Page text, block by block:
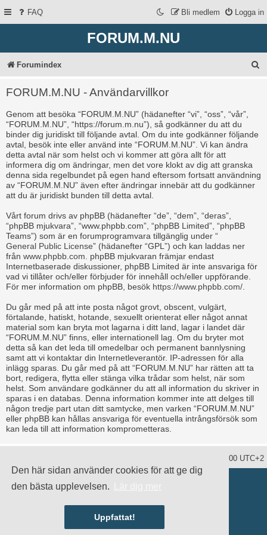
Den här sidan använder cookies för att ge dig
den bästa upplevelsen.
Uppfattat!
FAQ Logga in
Bli medlem
FORUM.M.NU
Forumindex
FORUM.M.NU - Användarvillkor
Genom att besöka “FORUM.M.NU” (hädanefter “vi”, “oss”, “vår”,
“FORUM.M.NU”, “https://forum.m.nu”), så godkänner du att du
binder dig juridiskt till följande avtal. Om du inte godkänner följande
avtal, besök inte eller använd inte “FORUM.M.NU”. Vi kan ändra
detta avtal när som helst och vi kommer att göra allt för att
informera dig om ändringar, men det vore klokt av dig att granska
denna sida regelbundet på egen hand eftersom fortsatt användning
av “FORUM.M.NU” även efter ändringar innebär att du godkänner
att du är juridiskt bunden till detta avtal.
Vårt forum drivs av phpBB (hädanefter “de”, “dem”, “deras”,
“phpBB mjukvara”, “www.phpbb.com”, “phpBB Limited”, “phpBB
Teams”) som är en forumprogramvara tillgänglig under “
General Public License” (hädanefter “GPL”) och kan laddas ner
från www.phpbb.com . phpBB mjukvaran främjar endast
Internetbaserade diskussioner, phpBB Limited är inte ansvariga för
vad vi tillåter och/eller förbjuder för innehåll och/eller uppförande.
För mer information om phpBB, besök https://www.phpbb.com/
Du går med på att inte posta något grovt, obscent, vulgärt,
förtalande, hatiskt, hotande, sexuellt orienterat eller något annat
material som kan bryta mot lagarna i ditt land, lagar i landet där
“FORUM.M.NU” finns, eller internationell lag. Om du bryter mot
detta så kan det leda till omedelbar och permanent bannlysning
samt att vi kontaktar din Internetleverantör. IP-adressen för alla
inlägg sparas. Du går med på att “FORUM.M.NU” har rätten att ta
bort, redigera, flytta eller stänga vilka trådar som helst, när som
helst. Som användare godkänner du att all information du skriver in
sparas i en databas. Denna information kommer inte att delges till
någon tredje part utan ditt samtycke, men varken “FORUM.M.NU”
eller phpBB kan hållas ansvariga för eventuella intrångsförsök som
kan leda till att information komprometteras.
Alla tidsangivelser är UTC+02:00 UTC+2
Swedish translation byphpBB Sweden
Användarvillkor